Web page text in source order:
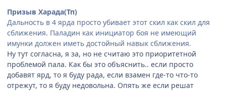
Призыв Харада(Тп)
Дальность в 4 ярда просто убивает этот скил как скил для
сближения. Паладин как инициатор боя не имеющий
имунки должен иметь достойный навык сближения.
Ну тут согласна, я за, но не считаю это приоритетной
проблемой пала. Как бы это объяснить.. если просто
добавят ярд, то я буду рада, если взамен где-то что-то
отрежут, то я буду недовольна. Опять же если решат